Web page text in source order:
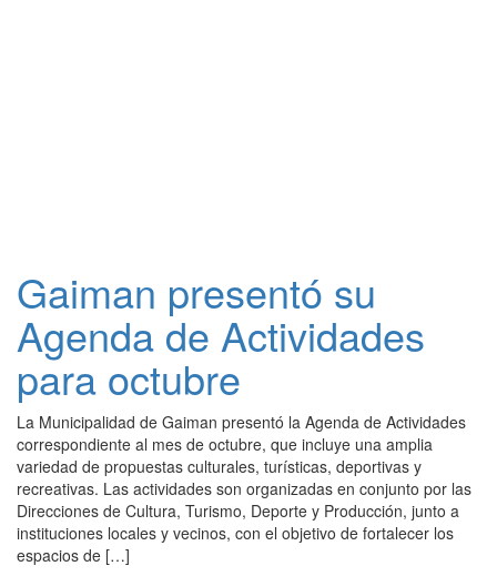
Gaiman presentó su
Agenda de Actividades
para octubre
La Municipalidad de Gaiman presentó la Agenda de Actividades
correspondiente al mes de octubre, que incluye una amplia
variedad de propuestas culturales, turísticas, deportivas y
recreativas. Las actividades son organizadas en conjunto por las
Direcciones de Cultura, Turismo, Deporte y Producción, junto a
instituciones locales y vecinos, con el objetivo de fortalecer los
espacios de […]